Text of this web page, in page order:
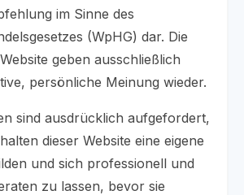
im Sinne des
(WpHG) dar. Die
geben ausschließlich
persönliche Meinung wieder.
sind ausdrücklich aufgefordert,
dieser Website eine eigene
und sich professionell und
zu lassen, bevor sie